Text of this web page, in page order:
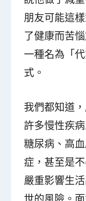
朋友可能這
了健康而苦
一種名為「
式。
我們都知道
許多慢性疾
糖尿病、高
症，甚至是
嚴重影響生